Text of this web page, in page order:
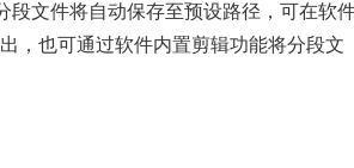
段文件将自动保存至预设路径，可在软
，也可通过软件内置剪辑功能将分段文